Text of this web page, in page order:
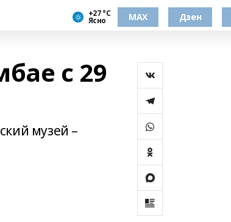
+27 °С
Ясно МАХ Дзен
с 29
музей –